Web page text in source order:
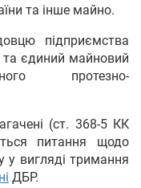
та інше майно.
підприємства
єдиний майновий
протезно-
(ст. 368-5 КК
питання щодо
у вигляді тримання
ДБР.